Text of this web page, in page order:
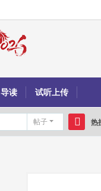
导读 试听上传
帖子
搜
热